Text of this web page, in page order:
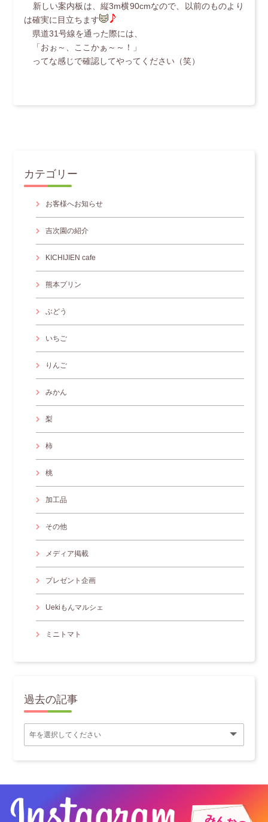
新しい案内板は、縦3m横90cmなので、以前のものより
は確実に目立ちます
県道31号線を通った際には、
「おぉ～、ここかぁ～～！」
ってな感じで確認してやってください（笑）
カテゴリー
お客様へお知らせ
吉次園の紹介
KICHIJIEN cafe
熊本プリン
ぶどう
いちご
りんご
みかん
梨
柿
桃
加工品
その他
メディア掲載
プレゼント企画
Uekiもんマルシェ
ミニトマト
過去の記事